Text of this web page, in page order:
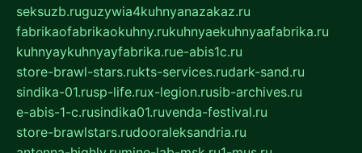
seksuzb.ruguzywia4kuhnyanazakaz.ru
fabrikaofabrikaokuhny.rukuhnyaekuhnyaafabrika.ru
kuhnyaykuhnyayfabrika.rue-abis1c.ru
store-brawl-stars.rukts-services.rudark-sand.ru
sindika-01.rusp-life.rux-legion.rusib-archives.ru
e-abis-1-c.rusindika01.ruvenda-festival.ru
store-brawlstars.rudooraleksandria.ru